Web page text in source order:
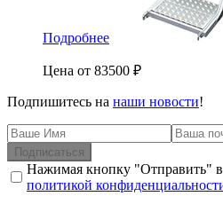
Подробнее
Цена от 83500 ₽
Подпишитесь на наши новости!
Подписаться
Нажимая кнопку "Отправить"
политикой